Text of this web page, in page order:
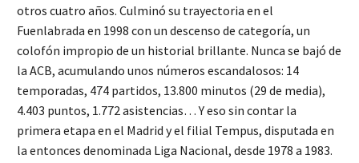
otros cuatro años. Culminó su trayectoria en el
Fuenlabrada en 1998 con un descenso de categoría, un
colofón impropio de un historial brillante. Nunca se bajó de
la ACB, acumulando unos números escandalosos: 14
temporadas, 474 partidos, 13.800 minutos (29 de media),
4.403 puntos, 1.772 asistencias… Y eso sin contar la
primera etapa en el Madrid y el filial Tempus, disputada en
la entonces denominada Liga Nacional, desde 1978 a 1983.